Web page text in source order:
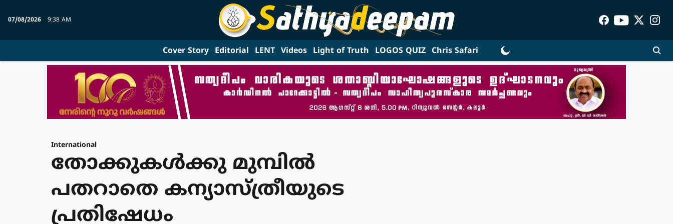
07/08/2026 9:38 AM
Cover Story Editorial LENT Videos Light of Truth LOGOS QUIZ Chris Safari
International
തോക്കുകള്‍ക്കു മുമ്പില്‍
പതറാതെ കന്യാസ്ത്രീയുടെ
പ്രതിഷേധം